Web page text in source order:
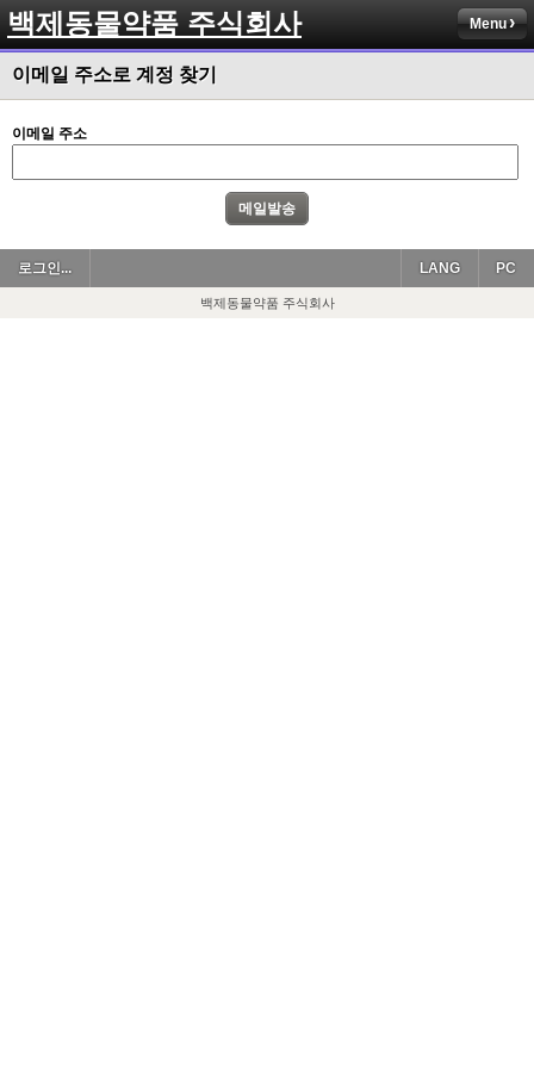
백제동물약품 주식회사 Menu
이메일 주소로 계정 찾기
이메일 주소
로그인... PC
LANG
백제동물약품 주식회사